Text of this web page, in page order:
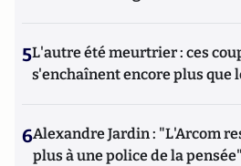
5L'autre été meurtrier : ces
s'enchaînent encore plus que
6Alexandre Jardin : "L'Arcom
plus à une police de la pensée"